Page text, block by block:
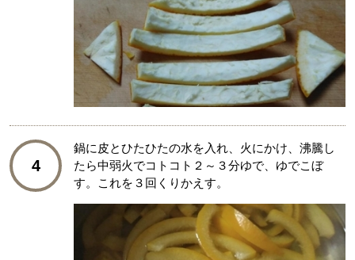
4
鍋に皮とひたひたの水を入れ、火にかけ、沸騰し
たら中弱火でコトコト２～３分ゆで、ゆでこぼ
す。これを３回くりかえす。